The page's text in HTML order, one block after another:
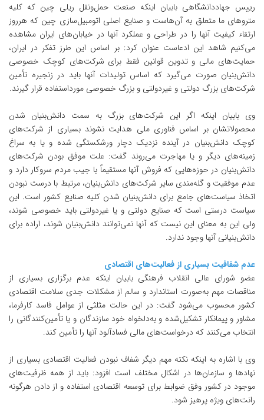
رییس جهاددانشگاهی بابیان اینکه صنعت حمل‌ونقل ریلی چین که کلیه
متروهای ما متعلق به آن‌هاست و صنایع اصلی اتومبیل‌سازی چین که هرروز
ارتقاء کیفیت آنها را در طراحی و عملکرد آنها در خیابان‌های ایران مشاهده
می‌کنیم شاهد این ادعاست عنوان کرد: بر اساس این طرز تفکر در ایران،
حمایت‌های مالی و تدوین قوانین فقط برای شرکت‌های کوچک خصوصی
دانش‌بنیان صورت می‌گیرد که اساس تولیدات آنها باید در زنجیره تأمین
شرکت‌های بزرگ دولتی و غیردولتی و بزرگ خصوصی مورداستفاده قرار گیرند.
وی بابیان اینکه اگر این شرکت‌های بزرگ به سمت دانش‌بنیان شدن
محصولاتشان بر اساس فناوری ملی هدایت نشوند بسیاری از شرکت‌های
کوچک دانش‌بنیان در آینده نزدیک دچار ورشکستگی شده و یا به سراغ
زمینه‌های دیگر و یا مهاجرت می‌روند گفت: علت موفق بودن شرکت‌های
دانش‌بنیان در حوزه‌هایی که فروش آنها مستقیماً با جیب مردم سروکار دارد و
عدم موفقیت و گله‌مندی سایر شرکت‌های دانش‌بنیان، مرتبط با درست نبودن
اتخاذ سیاست‌های جامع برای دانش‌بنیان شدن کلیه صنایع کشور است. این
سیاست درستی است که صنایع دولتی و یا غیر‌دولتی باید خصوصی شوند،
ولی این به معنای این نیست که آنها نمی‌توانند دانش‌بنیان شوند، اراده برای
دانش‌بنیانی آنها وجود ندارد.
عدم شفافیت بسیاری از فعالیت‌های اقتصادی
عضو شورای عالی انقلاب فرهنگی بابیان اینکه عدم برگزاری بسیاری از
مناقصات مهم به‌صورت استاندارد و سالم از مشکلات جدی سلامت اقتصادی
کشور محسوب می‌شود گفت: در این حالت مثلثی از عوامل فاسد کارفرما،
مشاور و پیمانکار تشکیل‌شده و به‌دلخواه خود سازندگان و یا تأمین‌کنندگانی را
انتخاب می‌کنند که درخواست‌های مالی فسادآلود آنها را تأمین کند.
وی با اشاره به اینکه نکته مهم دیگر شفاف نبودن فعالیت اقتصادی بسیاری از
نهادها و سازمان‌ها در اشکال مختلف است افزود: باید از همه ظرفیت‌های
موجود در کشور وفق ضوابط برای توسعه اقتصادی استفاده و از دادن هرگونه
رانت‌های ویژه پرهیز شود.